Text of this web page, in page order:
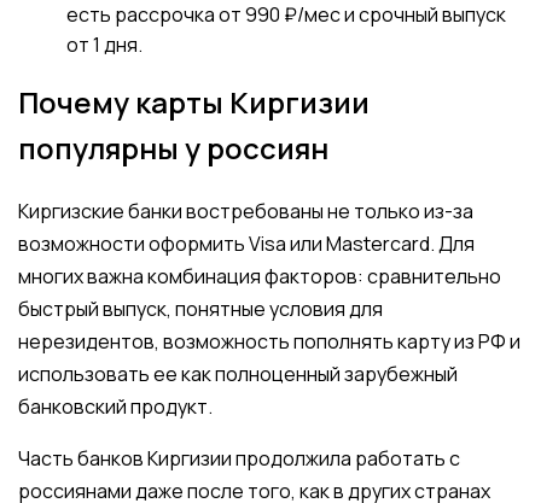
есть рассрочка от 990 ₽/мес и срочный выпуск
от 1 дня.
Почему карты Киргизии
популярны у россиян
Киргизские банки востребованы не только из-за
возможности оформить Visa или Mastercard. Для
многих важна комбинация факторов: сравнительно
быстрый выпуск, понятные условия для
нерезидентов, возможность пополнять карту из РФ и
использовать ее как полноценный зарубежный
банковский продукт.
Часть банков Киргизии продолжила работать с
россиянами даже после того, как в других странах